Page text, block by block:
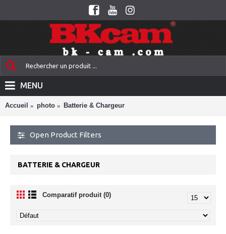
MENU
Accueil photo Batterie & Chargeur
Open Product Filters
BATTERIE & CHARGEUR
Comparatif produit (0)